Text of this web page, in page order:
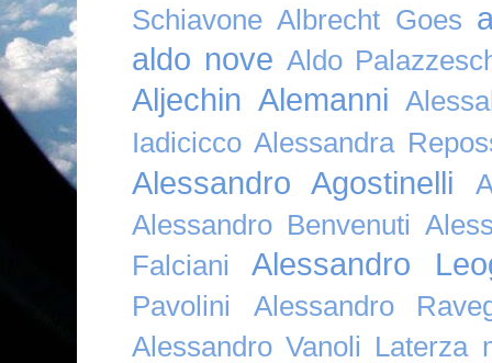
Schiavone Albrecht Goes
aldo nove Aldo
Aljechin Alemanni
Iadicicco Alessandra
Alessandro Agostinelli
Alessandro Benvenuti
Falciani
Alessandro
Pavolini
Alessandro
Alessandro Vanoli Laterza